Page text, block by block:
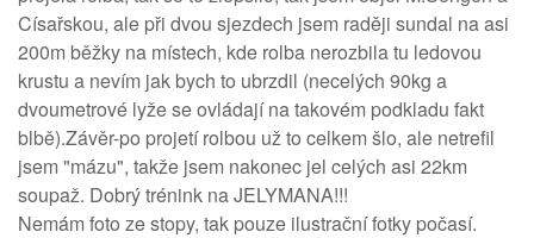
Císařskou, ale při dvou sjezdech jsem raději sundal na asi
200m běžky na místech, kde rolba nerozbila tu ledovou
krustu a nevím jak bych to ubrzdil (necelých 90kg a
dvoumetrové lyže se ovládají na takovém podkladu fakt
blbě).Závěr-po projetí rolbou už to celkem šlo, ale netrefil
jsem "mázu", takže jsem nakonec jel celých asi 22km
soupaž. Dobrý trénink na JELYMANA!!!
Nemám foto ze stopy, tak pouze ilustrační fotky počasí.